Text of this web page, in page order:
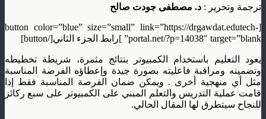
ترجمة وتحرير : د. مصطفى جودت صالح
[button color=”blue” size=”small” link=”https://drgawdat.edutech-
portal.net/?p=14038″ target=”blank” ]رابط الجزء الثاني[/button]
يعود التعليم باستخدام الكمبيوتر بنتائج مثمرة، شريطة تخطيطه
وتضمينه ومراقبة فاعليته بصورة جيدة وإعطاؤه الفرصة المناسبة
مثل أي منهجية أخرى . ويمكن ضمان الفرصة المناسبة فقط إذا
قامت عملية التدريس والتعلم المبني على الكمبيوتر على سبع ركائز
للنجاح سيتطرق لها المقال الحالي.